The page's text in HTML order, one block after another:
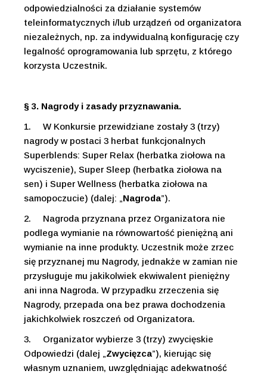
odpowiedzialności za działanie systemów
teleinformatycznych i/lub urządzeń od organizatora
niezależnych, np. za indywidualną konfigurację czy
legalność oprogramowania lub sprzętu, z którego
korzysta Uczestnik.
§ 3. Nagrody i zasady przyznawania.
1.
W Konkursie przewidziane zostały 3 (trzy)
nagrody w postaci 3 herbat funkcjonalnych
Superblends: Super Relax (herbatka ziołowa na
wyciszenie), Super Sleep (herbatka ziołowa na
sen) i Super Wellness (herbatka ziołowa na
samopoczucie) (dalej: „Nagroda”).
2.
Nagroda przyznana przez Organizatora nie
podlega wymianie na równowartość pieniężną ani
wymianie na inne produkty. Uczestnik może zrzec
się przyznanej mu Nagrody, jednakże w zamian nie
przysługuje mu jakikolwiek ekwiwalent pieniężny
ani inna Nagroda. W przypadku zrzeczenia się
Nagrody, przepada ona bez prawa dochodzenia
jakichkolwiek roszczeń od Organizatora.
3.
Organizator wybierze 3 (trzy) zwycięskie
Odpowiedzi (dalej „Zwycięzca”), kierując się
własnym uznaniem, uwzględniając adekwatność